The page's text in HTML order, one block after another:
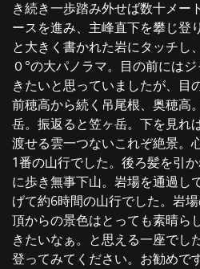
き続き一歩踏み外せば数十メー
ースを進み、主峰直下を攀じ登
と大きく書かれた岩にタッチし
０°の大パノラマ。目の前には
きたいと思っていましたが、目
前穂高から続く吊尾根、奥穂高
岳。振返ると笠ヶ岳。下を見れ
渡せる雲一つないこれぞ絶景。
1番の山行でした。後ろ髪を引
に歩き無事下山。岩場を通過し
げて約6時間の山行でした。岩
頂からの景色はとっても素晴ら
きたいなぁ。と思える一座でし
登ってみてください。お勧めです